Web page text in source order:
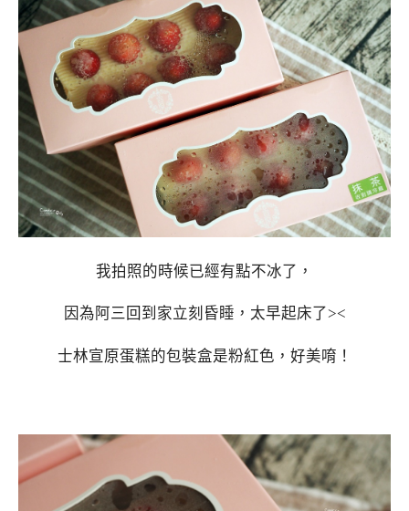
我拍照的時候已經有點不冰了，
因為阿三回到家立刻昏睡，太早起床了><
士林宣原蛋糕的包裝盒是粉紅色，好美唷！